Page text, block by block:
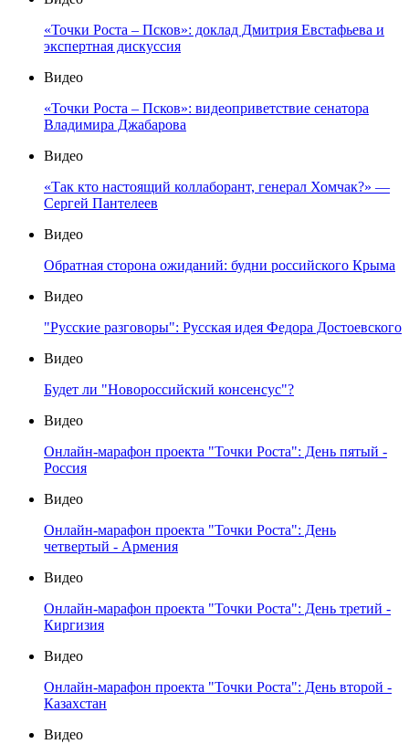
«Точки Роста – Псков»: доклад Дмитрия Евстафьева и
экспертная дискуссия
Видео
«Точки Роста – Псков»: видеоприветствие сенатора
Владимира Джабарова
Видео
«Так кто настоящий коллаборант, генерал Хомчак?» —
Сергей Пантелеев
Видео
Обратная сторона ожиданий: будни российского Крыма
Видео
"Русские разговоры": Русская идея Федора Достоевского
Видео
Будет ли "Новороссийский консенсус"?
Видео
Онлайн-марафон проекта "Точки Роста": День пятый -
Россия
Видео
Онлайн-марафон проекта "Точки Роста": День
четвертый - Армения
Видео
Онлайн-марафон проекта "Точки Роста": День третий -
Киргизия
Видео
Онлайн-марафон проекта "Точки Роста": День второй -
Казахстан
Видео